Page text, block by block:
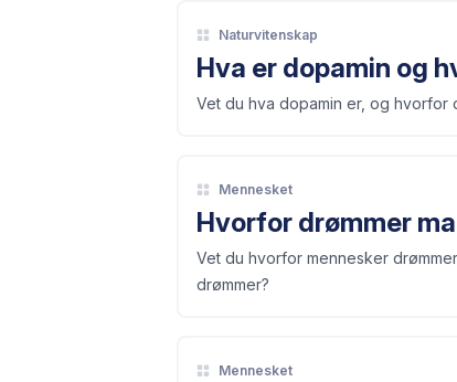
Naturvitenskap
Hva er dopamin og
Vet du hva dopamin er, og
Mennesket
Hvorfor drømmer
Vet du hvorfor mennesker
drømmer?
Mennesket